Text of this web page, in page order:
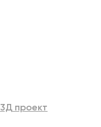
3Д проект